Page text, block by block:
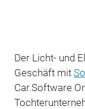
Der Licht- und
Geschäft mit
Car.Software